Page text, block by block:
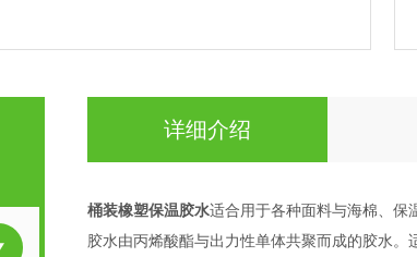
详细介绍
桶装橡塑保温胶水适合用于各种面料与海棉、保
胶水由丙烯酸酯与出力性单体共聚而成的胶水